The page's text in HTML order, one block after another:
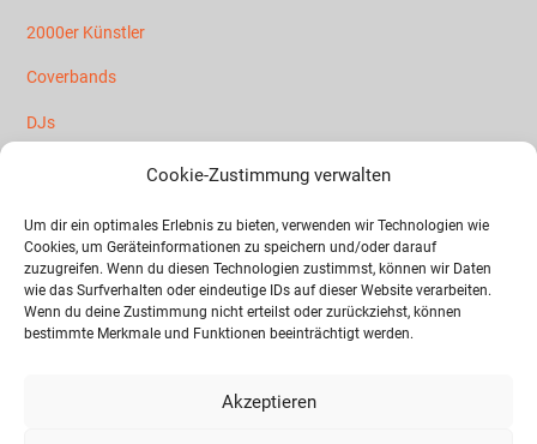
Cookie-Zustimmung verwalten
Um dir ein optimales Erlebnis zu bieten, verwenden wir Technologien wie
Cookies, um Geräteinformationen zu speichern und/oder darauf
zuzugreifen. Wenn du diesen Technologien zustimmst, können wir Daten
wie das Surfverhalten oder eindeutige IDs auf dieser Website verarbeiten.
Wenn du deine Zustimmung nicht erteilst oder zurückziehst, können
bestimmte Merkmale und Funktionen beeinträchtigt werden.
Akzeptieren
2000er Künstler
Coverbands
DJs
Mallorca Künstler
Schlager Künstler
Rechtliches